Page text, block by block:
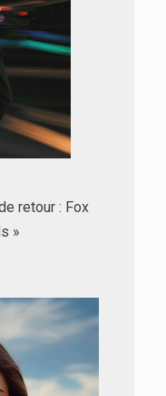
retour : Fox
»